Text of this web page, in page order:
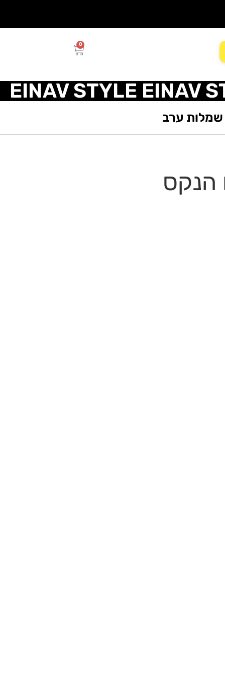
0
EINAV STYLE EINAV
שמלות ערב
הנקס